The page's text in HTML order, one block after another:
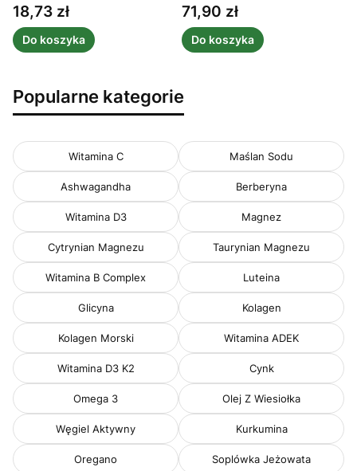
Cena
18,73 zł
Do koszyka
Cena
71,90 zł
Do koszyka
Popularne kategorie
Witamina C Maślan Sodu
Ashwagandha Berberyna
Witamina D3 Magnez
Cytrynian Magnezu Taurynian Magnezu
Witamina B Complex Luteina
Glicyna Kolagen
Kolagen Morski Witamina ADEK
Witamina D3 K2 Cynk
Omega 3 Olej Z Wiesiołka
Węgiel Aktywny Kurkumina
Oregano Soplówka Jeżowata